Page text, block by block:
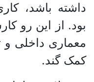
داشته باشد،
بود. از این رو
معماری داخلی و
کمک گند.